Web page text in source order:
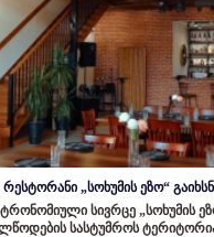
„სოხუმის ეზო“
სივრცე „სოხუმის
სასტუმროს